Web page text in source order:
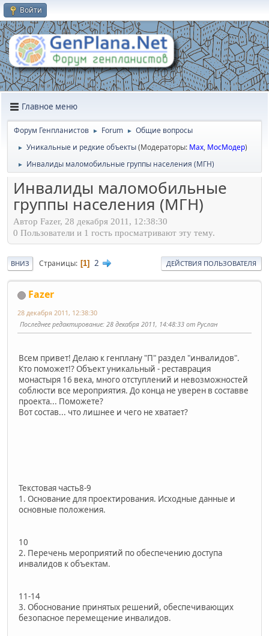
Войти
Главное меню
Форум Генпланистов ► Forum ► Общие вопросы
► Уникальные и редкие объекты(Модераторы: Max, МосМодер)
► Инвалиды маломобильные группы населения (МГН)
Инвалиды маломобильные
группы населения (МГН)
Автор Fazer, 28 декабря 2011, 12:38:30
0 Пользователи и 1 гость просматривают эту тему.
ВНИЗ Страницы 1 2 ДЕЙСТВИЯ ПОЛЬЗОВАТЕЛЯ
Fazer
28 декабря 2011, 12:38:30
Последнее редактирование: 28 декабря 2011, 14:48:33 от Руслан
Всем привет! Делаю к генплану "П" раздел "инвалидов".
Кто поможет!? Объект уникальный - реставрация
монастыря 16 века, много отступлений и невозможностей
соблюсти все мероприятия. До конца не уверен в составве
проекта... Поможете?
Вот состав... что лишнее и чего не хватает?
Текстовая часть8-9
1. Основание для проектирования. Исходные данные и
основные положения.
10
2. Перечень мероприятий по обеспечению доступа
инвалидов к объектам.
11-14
3. Обоснование принятых решений, обеспечивающих
безопасное перемещение инвалидов.